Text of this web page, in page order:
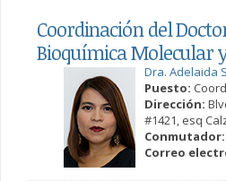
Coordinación del
Bioquímica Molecular
Dra. Adelaida
Puesto:
Dirección:
#1421, esq
Conmutador:
Correo